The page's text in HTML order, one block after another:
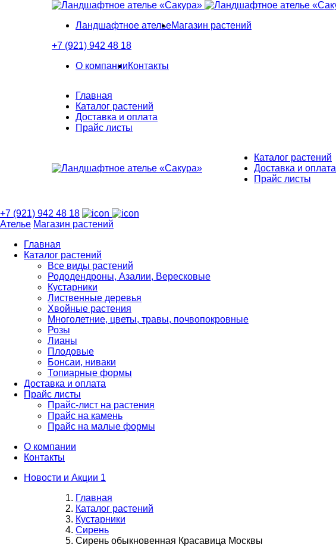
Ландшафтное ательеМагазин растений
+7 (921) 942 48 18
О компанииКонтакты
Главная
Каталог растений
Доставка и оплата
Прайс листы
Каталог растений
Доставка и оплата
Прайс листы
+7 (921) 942 48 18
Ателье Магазин растений
Главная
Каталог растений
Все виды растений
Рододендроны, Азалии, Вересковые
Кустарники
Лиственные деревья
Хвойные растения
Многолетние, цветы, травы, почвопокровные
Розы
Лианы
Плодовые
Бонсаи, ниваки
Топиарные формы
Доставка и оплата
Прайс листы
Прайс-лист на растения
Прайс на камень
Прайс на малые формы
О компании
Контакты
Новости и Акции 1
Главная
Каталог растений
Кустарники
Сирень
Сирень обыкновенная Красавица Москвы